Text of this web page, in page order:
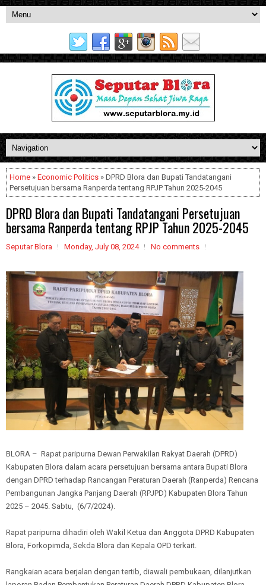
Home » Economic Politics » DPRD Blora dan Bupati Tandatangani
Persetujuan bersama Ranperda tentang RPJP Tahun 2025-2045
DPRD Blora dan Bupati Tandatangani Persetujuan
bersama Ranperda tentang RPJP Tahun 2025-2045
Seputar Blora Monday, July 08, 2024 No comments
BLORA – Rapat paripurna Dewan Perwakilan Rakyat Daerah (DPRD)
Kabupaten Blora dalam acara persetujuan bersama antara Bupati Blora
dengan DPRD terhadap Rancangan Peraturan Daerah (Ranperda) Rencana
Pembangunan Jangka Panjang Daerah (RPJPD) Kabupaten Blora Tahun
2025 – 2045. Sabtu, (6/7/2024).
Rapat paripurna dihadiri oleh Wakil Ketua dan Anggota DPRD Kabupaten
Blora, Forkopimda, Sekda Blora dan Kepala OPD terkait.
Rangkaian acara berjalan dengan tertib, diawali pembukaan, dilanjutkan